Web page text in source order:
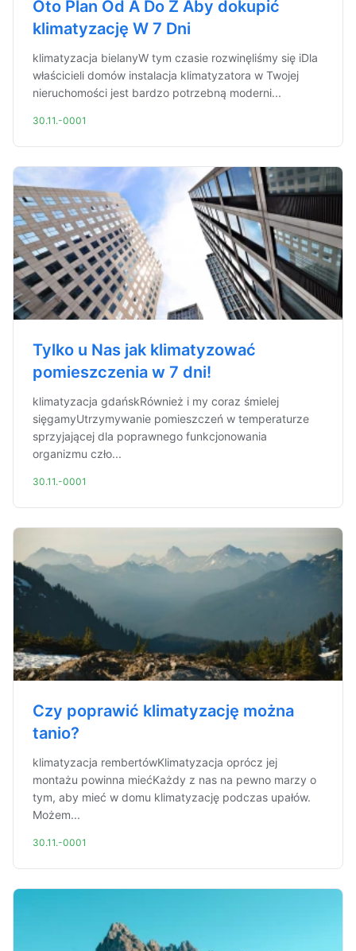
Oto Plan Od A Do Z Aby dokupić
klimatyzację W 7 Dni
klimatyzacja bielanyW tym czasie rozwinęliśmy się iDla
właścicieli domów instalacja klimatyzatora w Twojej
nieruchomości jest bardzo potrzebną moderni...
30.11.-0001
Tylko u Nas jak klimatyzować
pomieszczenia w 7 dni!
klimatyzacja gdańskRównież i my coraz śmielej
sięgamyUtrzymywanie pomieszczeń w temperaturze
sprzyjającej dla poprawnego funkcjonowania
organizmu czło...
30.11.-0001
Czy poprawić klimatyzację można
tanio?
klimatyzacja rembertówKlimatyzacja oprócz jej
montażu powinna miećKażdy z nas na pewno marzy o
tym, aby mieć w domu klimatyzację podczas upałów.
Możem...
30.11.-0001